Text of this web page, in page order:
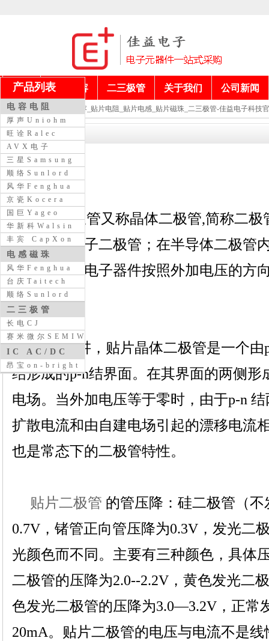
首页 电阻电容 二三极管 关于我们 公司新闻
当前位置： 贴片电容_贴片电阻_贴片电感_贴片磁珠_二三极管-佳益电子科技
贴片二极管
贴片二极管又称晶体二极管,简称二
期的真空电子二极管；在半导体二极管
端子，这种电子器件按照外加电压的方
性。
一般来讲，贴片晶体二极管是一个由
结形成的p-n结界面。在其界面的两侧
电场。当外加电压等于零时，由于p-n
扩散电流和由自建电场引起的漂移电流
也是常态下的二极管特性。
贴片二极管 的管压降：硅二极管（
0.7V，锗管正向管压降为0.3V，发光二
光颜色而不同。主要有三种颜色，具体
二极管的压降为2.0--2.2V，黄色发光二
色发光二极管的压降为3.0—3.2V，正常
20mA。贴片二极管的电压与电流不是
产品列表
电容电阻
厚声Uniohm
旺诠Ralec
AVX电子
三星Samsung
顺络Sunlord
风华Fenghua
京瓷Kocera
国巨Yageo
华新科Walsin
丰宾 CapXon
电感磁珠
风华Fenghua
台庆Taitech
顺络Sunlord
二三极管
长电CJ
赛米微尔SEMIWILL
IC AC/DC
昂宝on-bright